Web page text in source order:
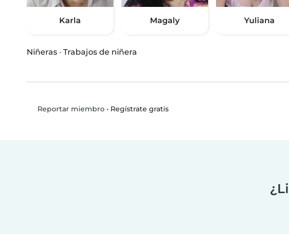
Karla Magaly Yuliana
Niñeras · Trabajos de niñera
Reportar miembro• Regístrate gratis